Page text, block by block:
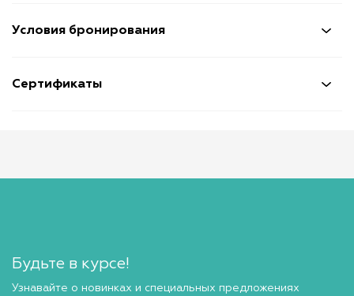
Условия бронирования
Сертификаты
Будьте в курсе!
Узнавайте о новинках и специальных предложениях